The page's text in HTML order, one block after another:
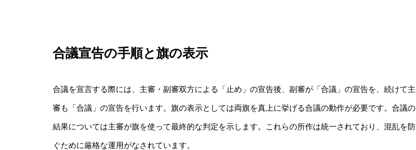
合議宣告の手順と旗の表示
合議を宣言する際には、主審・副審双方による「止め」の宣告後、副審が「合議」の宣告を、続けて主
審も「合議」の宣告を行います。旗の表示としては両旗を真上に挙げる合議の動作が必要です。合議の
結果については主審が旗を使って最終的な判定を示します。これらの所作は統一されており、混乱を防
ぐために厳格な運用がなされています。